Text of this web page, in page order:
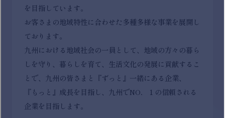
を目指しています。
お客さまの地域特性に合わせた多種多様な事業を展開し
ております。
九州における地域社会の一員として、地域の方々の暮ら
しを守り、暮らしを育て、生活文化の発展に貢献するこ
とで、九州の皆さまと『ずっと』一緒にある企業、
『もっと』成長を目指し、九州でNO．１の信頼される
企業を目指します。